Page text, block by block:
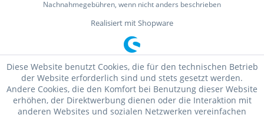
Nachnahmegebühren, wenn nicht anders beschrieben
Realisiert mit Shopware
Diese Website benutzt Cookies, die für den technischen Betrieb
der Website erforderlich sind und stets gesetzt werden.
Andere Cookies, die den Komfort bei Benutzung dieser Website
erhöhen, der Direktwerbung dienen oder die Interaktion mit
anderen Websites und sozialen Netzwerken vereinfachen